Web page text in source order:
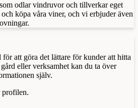
odlar vindruvor och tillverkar eget
köpa våra viner, och vi erbjuder även
att göra det lättare för kunder att hitta
eller verksamhet kan du ta över
själv.
profilen.